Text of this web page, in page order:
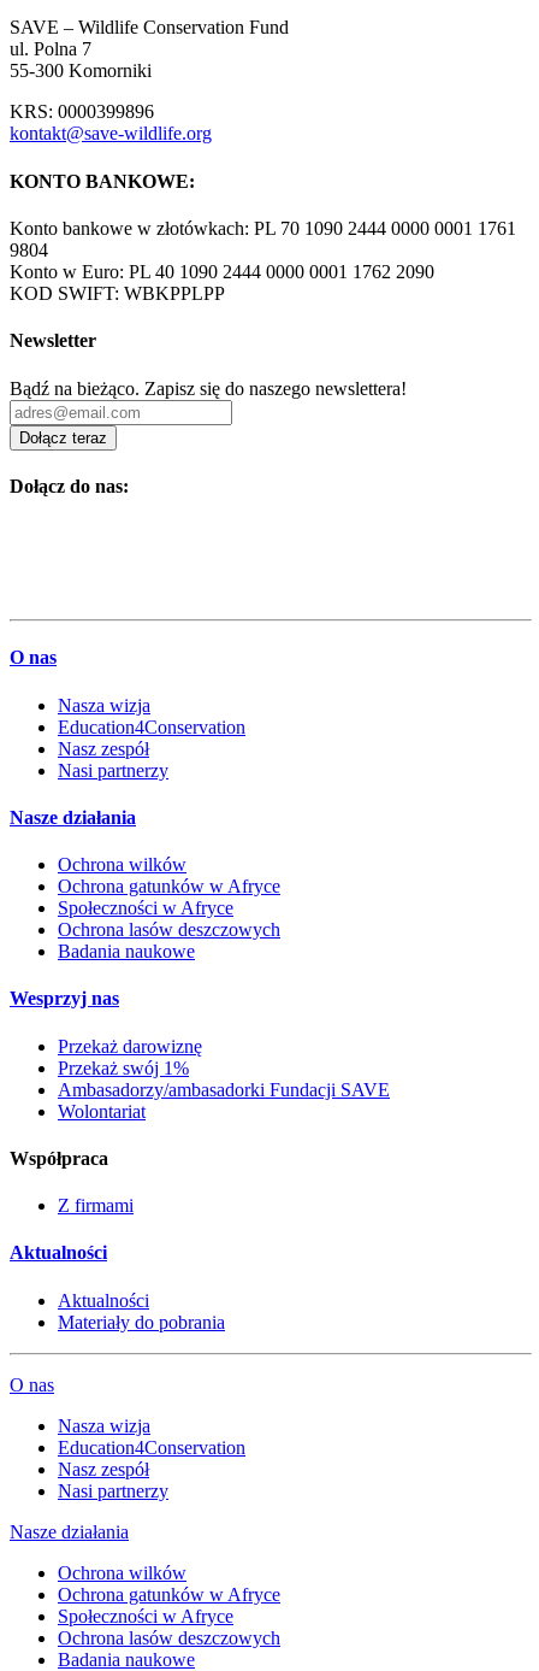
SAVE – Wildlife Conservation Fund
ul. Polna 7
55-300 Komorniki
KRS: 0000399896
kontakt@save-wildlife.org
KONTO BANKOWE:
Konto bankowe w złotówkach: PL 70 1090 2444 0000 0001 1761
9804
Konto w Euro: PL 40 1090 2444 0000 0001 1762 2090
KOD SWIFT: WBKPPLPP
Newsletter
Bądź na bieżąco. Zapisz się do naszego newslettera!
Dołącz teraz
Dołącz do nas:
O nas
Nasza wizja
Education4Conservation
Nasz zespół
Nasi partnerzy
Nasze działania
Ochrona wilków
Ochrona gatunków w Afryce
Społeczności w Afryce
Ochrona lasów deszczowych
Badania naukowe
Wesprzyj nas
Przekaż darowiznę
Przekaż swój 1%
Ambasadorzy/ambasadorki Fundacji SAVE
Wolontariat
Współpraca
Z firmami
Aktualności
Aktualności
Materiały do pobrania
O nas
Nasza wizja
Education4Conservation
Nasz zespół
Nasi partnerzy
Nasze działania
Ochrona wilków
Ochrona gatunków w Afryce
Społeczności w Afryce
Ochrona lasów deszczowych
Badania naukowe